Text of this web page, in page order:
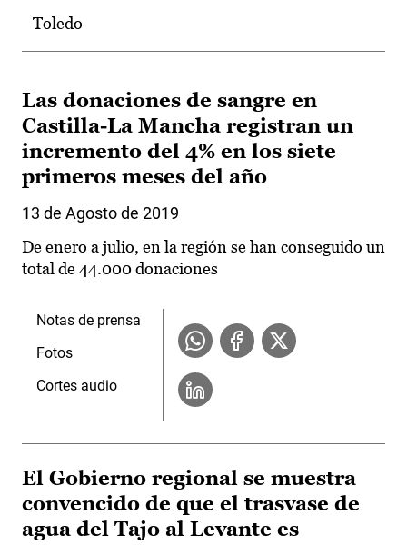
Toledo
Las donaciones de sangre en
Castilla-La Mancha registran un
incremento del 4% en los siete
primeros meses del año
13 de Agosto de 2019
De enero a julio, en la región se han conseguido un
total de 44.000 donaciones
Notas de prensa
Fotos
Cortes audio
El Gobierno regional se muestra
convencido de que el trasvase de
agua del Tajo al Levante es